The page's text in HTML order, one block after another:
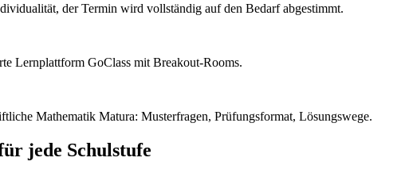
der Termin wird vollständig auf den Bedarf abgestimmt.
Lernplattform GoClass mit Breakout-Rooms.
Mathematik Matura: Musterfragen, Prüfungsformat, Lösungswege.
jede Schulstufe